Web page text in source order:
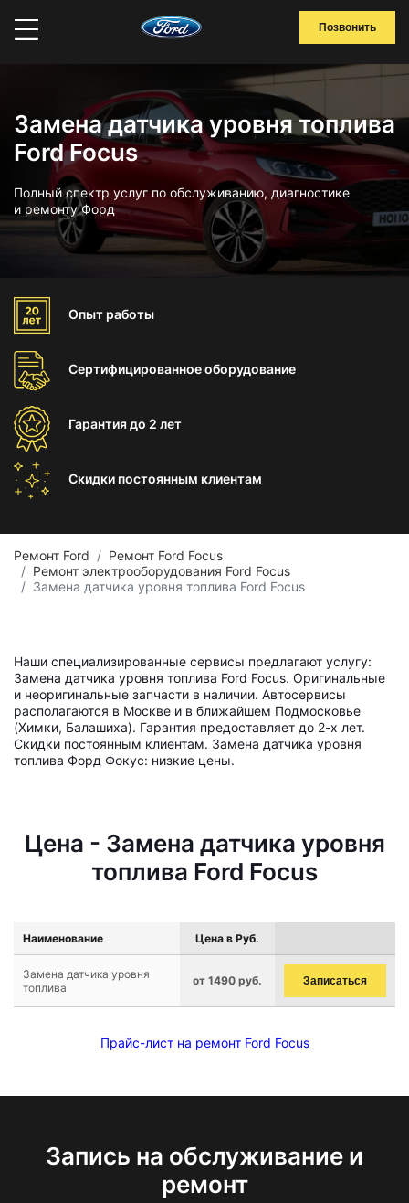
Позвонить
Замена датчика уровня топлива
Ford Focus
Полный спектр услуг по обслуживанию, диагностике
и ремонту Форд
Опыт работы
Сертифицированноеоборудование
Гарантиядо 2 лет
Скидки постоянным клиентам
Ремонт Ford
Ремонт Ford Focus
Ремонт электрооборудования Ford Focus
Замена датчика уровня топлива Ford Focus
Наши специализированные сервисы предлагают услугу:
Замена датчика уровня топлива Ford Focus. Оригинальные
и неоригинальные запчасти в наличии. Автосервисы
располагаются в Москве и в ближайшем Подмосковье
(Химки, Балашиха). Гарантия предоставляет до 2-х лет.
Скидки постоянным клиентам. Замена датчика уровня
топлива Форд Фокус: низкие цены.
Цена - Замена датчика уровня
топлива Ford Focus
Наименование Цена в Руб.
Замена датчика уровня
топлива
от 1490 руб. Записаться
Прайс-лист на ремонт Ford Focus
Запись на обслуживание и
ремонт